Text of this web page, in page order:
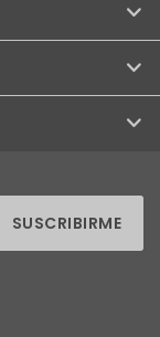
SUSCRIBIRME